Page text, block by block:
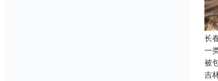
长
一
被
吉